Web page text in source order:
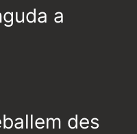
a
des